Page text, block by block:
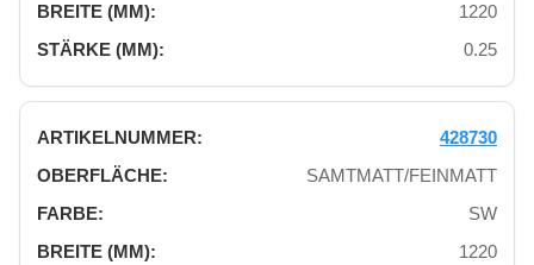
1220
0.25
428730
SAMTMATT/FEINMATT
SW
1220